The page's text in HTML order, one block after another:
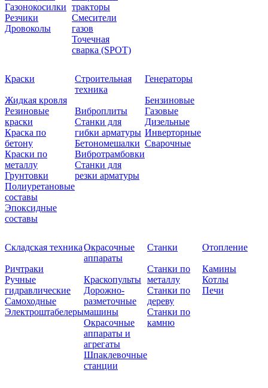
Газонокосилки
Резчики
Дровоколы
тракторы
Смесители
газов
Точечная
сварка (SPOT)
Краски
Жидкая кровля
Резиновые
краски
Краска по
бетону
Краски по
металлу
Грунтовки
Полиуретановые
составы
Эпоксидные
составы
Строительная
техника
Виброплиты
Станки для
гибки арматуры
Бетономешалки
Вибротрамбовки
Станки для
резки арматуры
Генераторы
Бензиновые
Газовые
Дизельные
Инверторные
Сварочные
Складская техника
Ричтраки
Ручные
гидравлические
Самоходные
Электроштабелеры
Окрасочные
аппараты
Краскопульты
Дорожно-
разметочные
машины
Окрасочные
аппараты и
агрегаты
Шпаклевочные
станции
Станки
Станки по
металлу
Станки по
дереву
Станки по
камню
Отопление
Камины
Котлы
Печи